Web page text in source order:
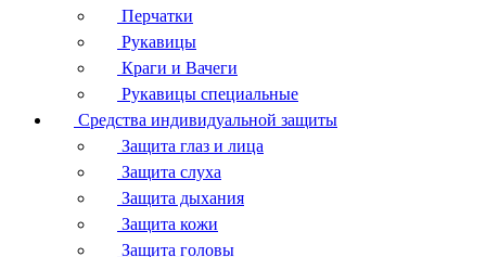
Перчатки
Рукавицы
Краги и Вачеги
Рукавицы специальные
Средства индивидуальной защиты
Защита глаз и лица
Защита слуха
Защита дыхания
Защита кожи
Защита головы